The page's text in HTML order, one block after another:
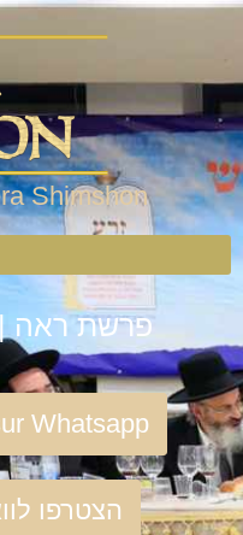
Shimshon
Parshat Re´eh | פרשת ראה
Whatsapp
הצטרפו